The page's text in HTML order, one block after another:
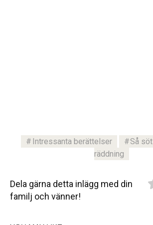
Intressanta berättelser Så söt
räddning
Dela gärna detta inlägg med din
familj och vänner!